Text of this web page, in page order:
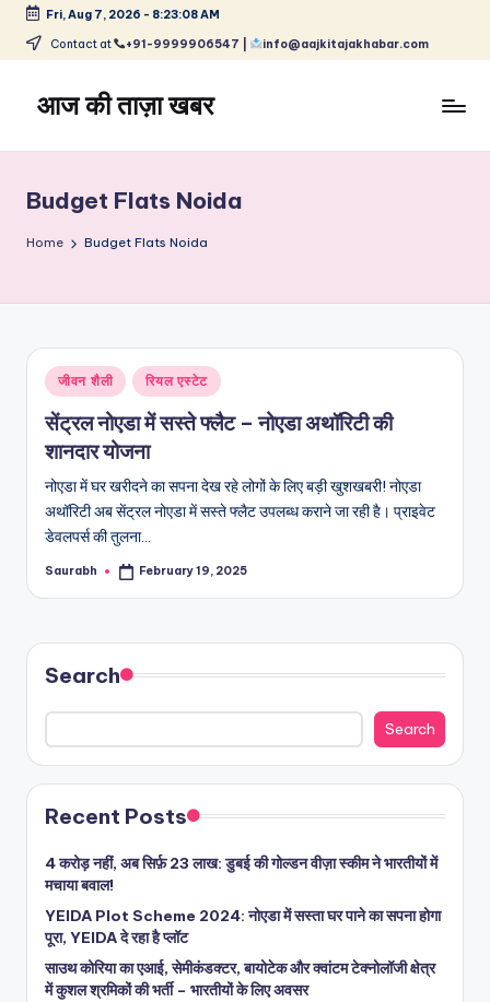
Skip
content
Fri, Aug 7, 2026 - 8:23:09 AM
Contact at +91-9999906547 | info@aajkitajakhabar.com
आज की ताज़ा खबर
ताज़ा
समाचार
–
और
विश्व
Budget Flats Noida
Home Budget Flats Noida
Posted
in
जीवन शैली रियल एस्टेट
सेंट्रल नोएडा में सस्ते फ्लैट – नोएडा अथॉरिटी की
शानदार योजना
नोएडा में घर खरीदने का सपना देख रहे लोगों के लिए बड़ी खुशखबरी! नोएडा
अथॉरिटी अब सेंट्रल नोएडा में सस्ते फ्लैट उपलब्ध कराने जा रही है। प्राइवेट
डेवलपर्स की तुलना…
Posted
Saurabh February 19, 2025
Search
Search
Recent Posts
4 करोड़ नहीं, अब सिर्फ़ 23 लाख: डुबई की गोल्डन वीज़ा स्कीम ने भारतीयों में
मचाया बवाल!
YEIDA Plot Scheme 2024: नोएडा में सस्ता घर पाने का सपना होगा
पूरा, YEIDA दे रहा है प्लॉट
साउथ कोरिया का एआई, सेमीकंडक्टर, बायोटेक और क्वांटम टेक्नोलॉजी क्षेत्र
में कुशल श्रमिकों की भर्ती – भारतीयों के लिए अवसर